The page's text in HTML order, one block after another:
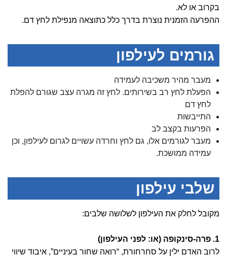
בקרוב או לא.
ההפרעה הזמנית נוצרת בדרך כלל כתוצאה מנפילת לחץ דם.
גורמים לעילפון
מעבר מהיר משכיבה לעמידה
הפעלת לחץ רב בשירותים. לחץ זה מגרה עצב שגורם להפלת
לחץ דם
התייבשות
הפרעות בקצב לב
מעבר לגורמים אלו, גם לחץ וחרדה עשויים לגרום לעילפון, וכן
עמידה ממושכת.
שלבי עילפון
מקובל לחלק את העילפון לשלושה שלבים:
1. פרה-סינקופה (או: לפני העילפון)
לרוב האדם ילין על סחרחורת, “רואה שחור בעיניים”, איבוד שיווי